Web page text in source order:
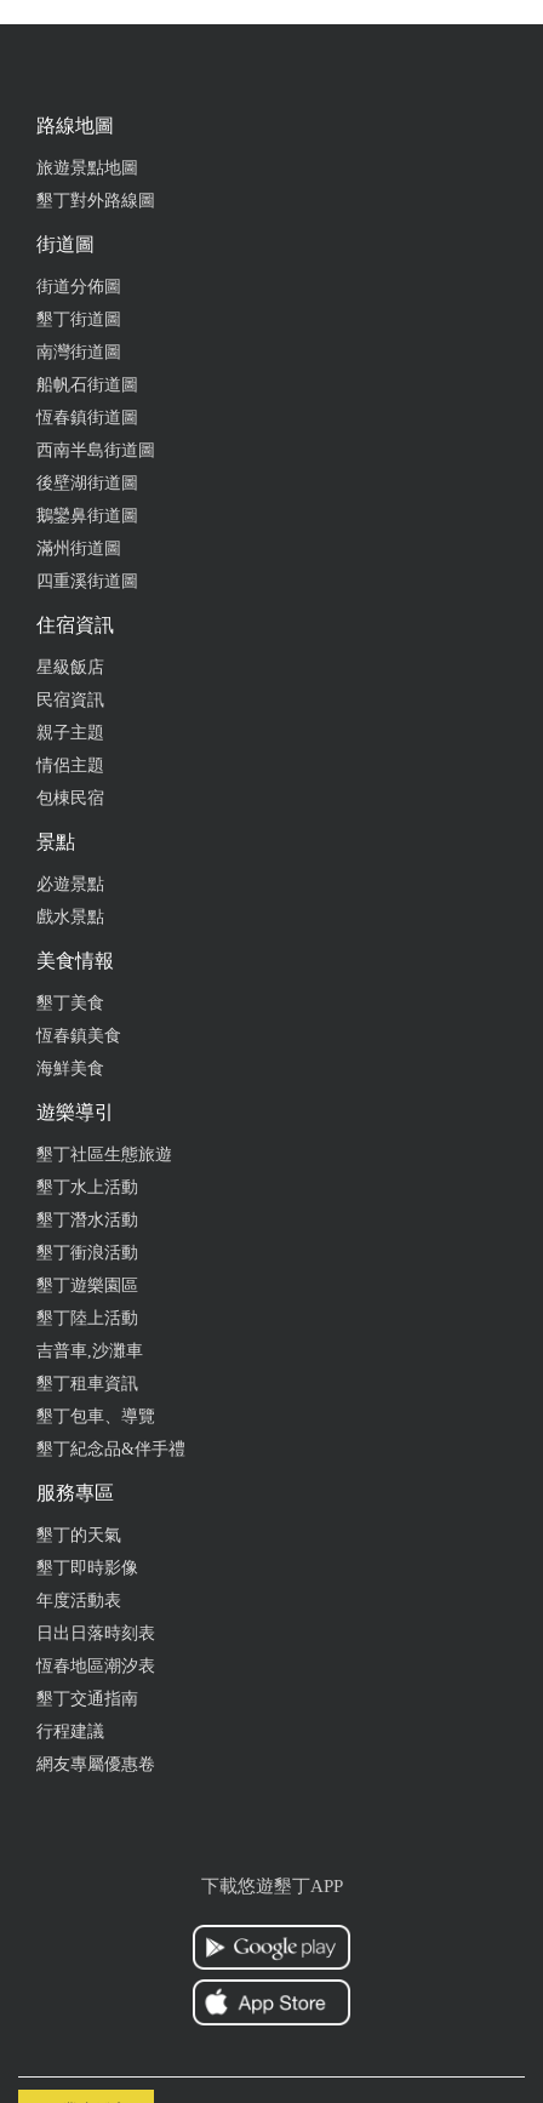
路線地圖
旅遊景點地圖
墾丁對外路線圖
街道圖
街道分佈圖
墾丁街道圖
南灣街道圖
船帆石街道圖
恆春鎮街道圖
西南半島街道圖
後壁湖街道圖
鵝鑾鼻街道圖
滿州街道圖
四重溪街道圖
住宿資訊
星級飯店
民宿資訊
親子主題
情侶主題
包棟民宿
景點
必遊景點
戲水景點
美食情報
墾丁美食
恆春鎮美食
海鮮美食
遊樂導引
墾丁社區生態旅遊
墾丁水上活動
墾丁潛水活動
墾丁衝浪活動
墾丁遊樂園區
墾丁陸上活動
吉普車,沙灘車
墾丁租車資訊
墾丁包車、導覽
墾丁紀念品&伴手禮
服務專區
墾丁的天氣
墾丁即時影像
年度活動表
日出日落時刻表
恆春地區潮汐表
墾丁交通指南
行程建議
網友專屬優惠卷
下載悠遊墾丁APP